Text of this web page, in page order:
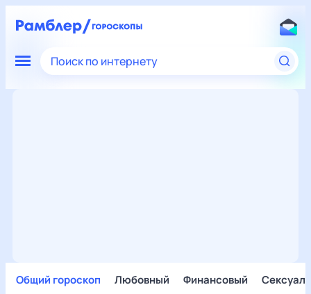
Поиск по интернету
Общий гороскоп Любовный Финансовый